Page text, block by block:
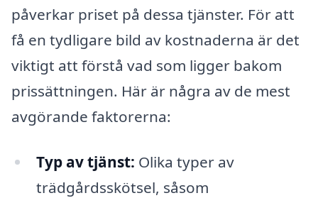
påverkar priset på dessa tjänster. För att
få en tydligare bild av kostnaderna är det
viktigt att förstå vad som ligger bakom
prissättningen. Här är några av de mest
avgörande faktorerna:
Typ av tjänst: Olika typer av
trädgårdsskötsel, såsom